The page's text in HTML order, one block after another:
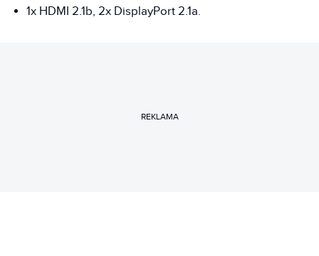
1x HDMI 2.1b, 2x DisplayPort 2.1a.
REKLAMA